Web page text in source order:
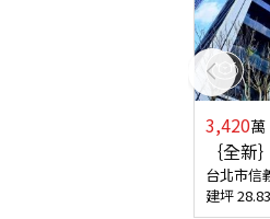
3,420萬
｛全
台北市信
建坪28.83